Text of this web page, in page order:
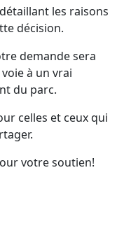
les raisons
décision.
demande sera
à un vrai
du parc.
celles et ceux qui
votre soutien!